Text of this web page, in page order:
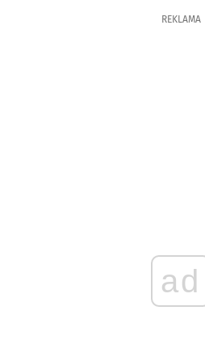
REKLAMA
ad